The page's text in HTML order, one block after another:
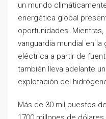
un mundo
energética global
oportunidades.
vanguardia mundial en
eléctrica a partir de
también lleva adelante
explotación del
Más de 30 mil puestos